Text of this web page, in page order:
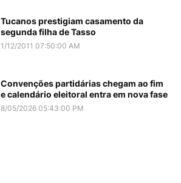
Tucanos prestigiam casamento da
segunda filha de Tasso
1/12/2011 07:50:00 AM
Convenções partidárias chegam ao fim
e calendário eleitoral entra em nova fase
8/05/2026 05:43:00 PM